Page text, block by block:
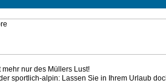
nur des Müllers Lust!
sportlich-alpin: Lassen Sie in Ihrem Urlaub